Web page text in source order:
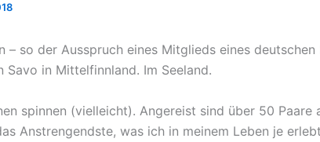
– so der Ausspruch eines Mitglieds eines
Savo in Mittelfinnland. Im Seeland.
spinnen (vielleicht). Angereist sind über 50
Anstrengendste, was ich in meinem Leben je